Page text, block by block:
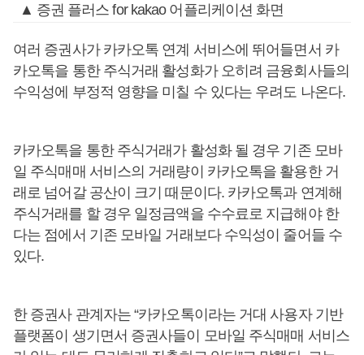
▲ 증권 플러스 for kakao 어플리케이션 화면
여러 증권사가 카카오톡 연계 서비스에 뛰어들면서 카
카오톡을 통한 주식거래 활성화가 오히려 금융회사들의
수익성에 부정적 영향을 미칠 수 있다는 우려도 나온다.
카카오톡을 통한 주식거래가 활성화 될 경우 기존 모바
일 주식매매 서비스의 거래량이 카카오톡을 활용한 거
래로 넘어갈 공산이 크기 때문이다. 카카오톡과 연계해
주식거래를 할 경우 일정금액을 수수료로 지급해야 한
다는 점에서 기존 모바일 거래보다 수익성이 줄어들 수
있다.
한 증권사 관계자는 “카카오톡이라는 거대 사용자 기반
플랫폼이 생기면서 증권사들이 모바일 주식매매 서비스